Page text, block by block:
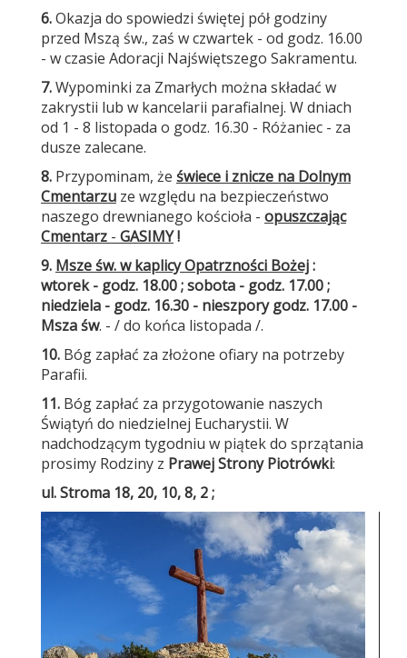
6.Okazja do spowiedzi świętej pół godziny
przed Mszą św., zaś w czwartek - od godz. 16.00
- w czasie Adoracji Najświętszego Sakramentu.
7.Wypominki za Zmarłych można składać w
zakrystii lub w kancelarii parafialnej. W dniach
od 1 - 8 listopada o godz. 16.30 - Różaniec - za
dusze zalecane.
8. Przypominam, że świece i znicze na Dolnym
Cmentarzu ze względu na bezpieczeństwo
naszego drewnianego kościoła - opuszczając
Cmentarz - GASIMY!
9. Msze św. w kaplicy Opatrzności Bożej:
wtorek - godz. 18.00 ; sobota - godz. 17.00 ;
niedziela - godz. 16.30 - nieszpory godz. 17.00 -
Msza św. - / do końca listopada /.
10. Bóg zapłać za złożone ofiary na potrzeby
Parafii.
11. Bóg zapłać za przygotowanie naszych
Świątyń do niedzielnej Eucharystii. W
nadchodzącym tygodniu w piątek do sprzątania
prosimy Rodziny z Prawej Strony Piotrówki:
ul. Stroma 18, 20, 10, 8, 2 ;